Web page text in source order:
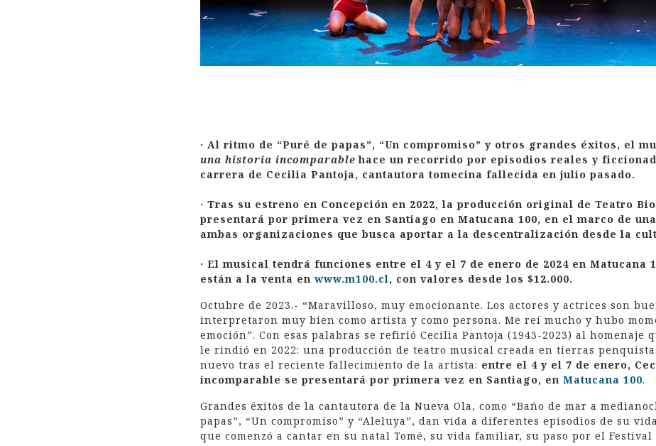
· Al ritmo de “Puré de papas”, “Un compromiso” y otros grandes éxitos, el
una historia incomparablehace un recorrido por episodios reales y
carrera de Cecilia Pantoja, cantautora tomecina fallecida en julio pasado.
· Tras su estreno en Concepción en 2022, la producción original de Teatro
presentará por primera vez en Santiago en Matucana 100, en el marco de
ambas organizaciones que busca aportar a la descentralización desde la
· El musical tendrá funciones entre el 4 y el 7 de enero de 2024 en Matucana
están a la venta en www.m100.cl, con valores desde los $12.000.
Octubre de 2023.- “Maravilloso, muy emocionante. Los actores y actrices son
interpretaron muy bien como artista y como persona. Me reí mucho y hubo
emoción”. Con esas palabras se refirió Cecilia Pantoja (1943-2023) al homenaje
le rindió en 2022: una producción de teatro musical creada en tierras
nuevo tras el reciente fallecimiento de la artista: entre el 4 y el 7 de enero,
incomparable se presentará por primera vez en Santiago, en Matucana 100.
Grandes éxitos de la cantautora de la Nueva Ola, como “Baño de mar a
papas”, “Un compromiso” y “Aleluya”, dan vida a diferentes episodios de su
que comenzó a cantar en su natal Tomé, su vida familiar, su paso por el